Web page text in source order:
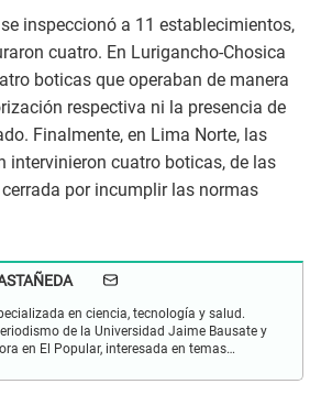
inspeccionó a 11 establecimientos,
cuatro. En Lurigancho-Chosica
boticas que operaban de manera
respectiva ni la presencia de
Finalmente, en Lima Norte, las
intervinieron cuatro boticas, de las
por incumplir las normas
en ciencia, tecnología y salud.
de la Universidad Jaime Bausate y
en El Popular, interesada en temas
hallazgos y más.